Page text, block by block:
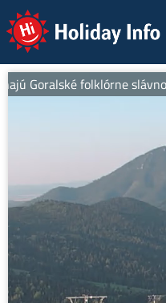
Holiday Info
Goralské folklórne